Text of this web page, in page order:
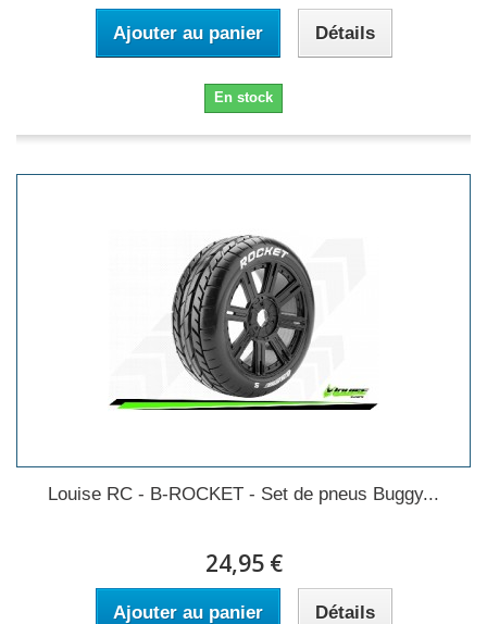
Ajouter au panier Détails
En stock
Louise RC - B-ROCKET - Set de pneus Buggy...
24,95 €
Ajouter au panier Détails